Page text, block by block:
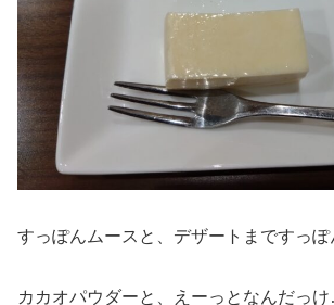
すっぽんムースと、デザートまですっぽ
カカオパウダーと、えーっとなんだっ